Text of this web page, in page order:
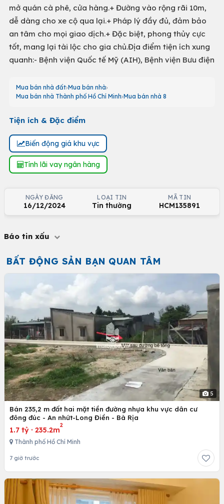
mở quán cà phê, cửa hàng.+ Đường vào rộng rãi 10m,
dễ dàng cho xe cộ qua lại.+ Pháp lý đầy đủ, đảm bảo
an tâm cho mọi giao dịch.+ Đặc biệt, phong thủy cực
tốt, mang lại tài lộc cho gia chủ.Địa điểm tiện ích xung
quanh:- Bệnh viện Quốc tế Mỹ (AIH), Bệnh viện Bưu điện
Mua bán nhà đất Mua bán nhà
Mua bán nhà Thành phố Hồ Chí Minh Mua bán nhà 8
Tiện ích & Đặc điểm
Biến động giá khu vực
Tính lãi vay ngân hàng
NGÀY ĐĂNG
16/12/2024
LOẠI TIN
Tin thường
MÃ TIN
HCM135891
Báo tin xấu
BẤT ĐỘNG SẢN BẠN QUAN TÂM
5
Bán 235,2 m đất hai mặt tiền đường nhựa khu vực dân cư
đông đúc - An nhứt-Long Điền - Bà Rịa
1.7 tỷ · 235.2m
2
Thành phố Hồ Chí Minh
7 giờ trước